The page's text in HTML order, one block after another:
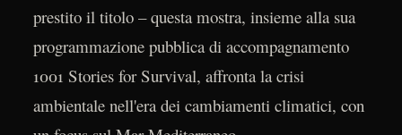
prestito il titolo – questa mostra, insieme alla sua
programmazione pubblica di accompagnamento
1001 Stories for Survival, affronta la crisi
ambientale nell'era dei cambiamenti climatici, con